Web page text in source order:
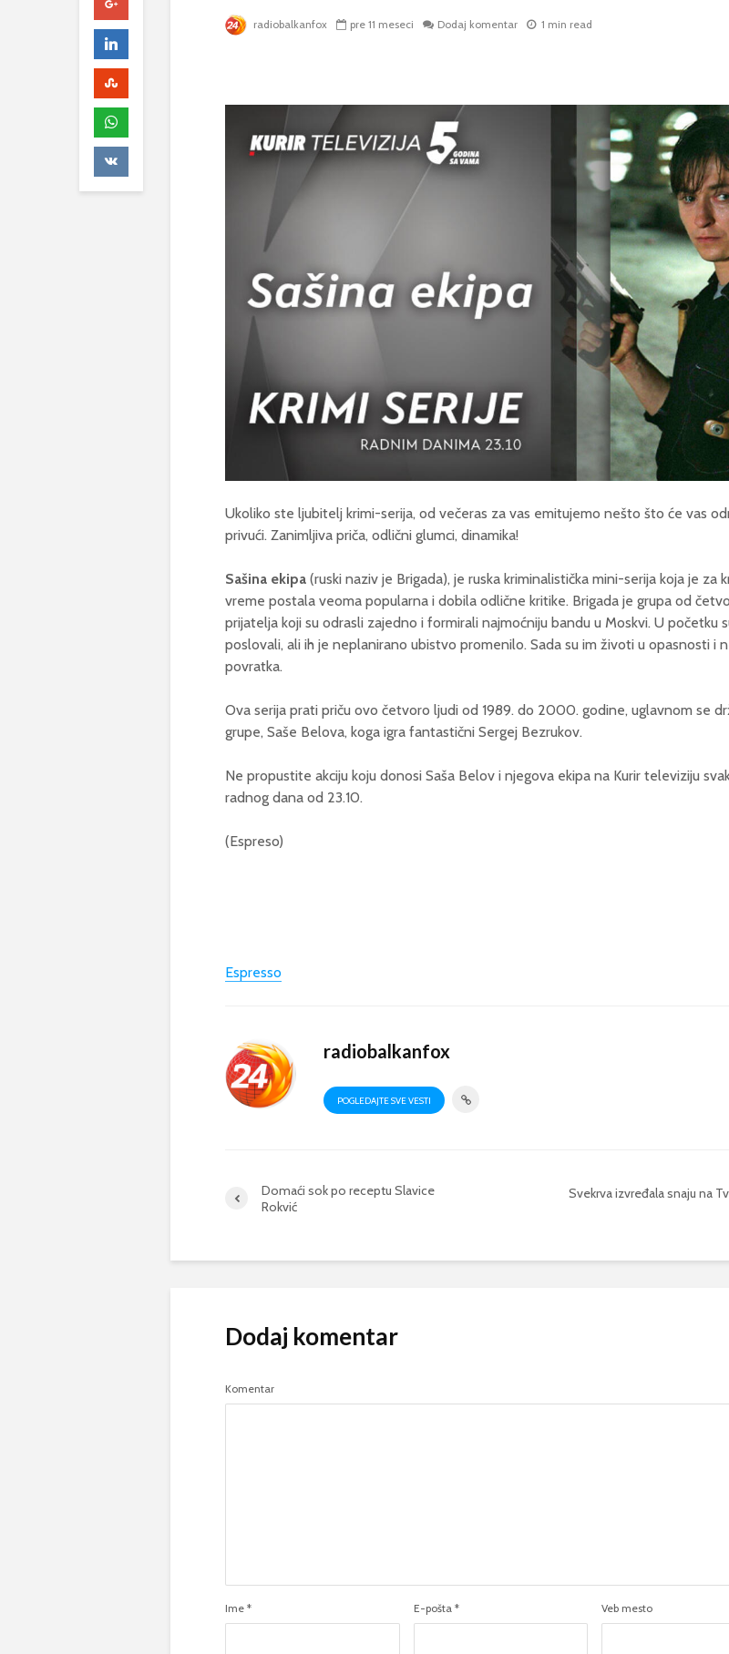
radiobalkanfox pre 11 meseci Dodaj komentar 1 min read
Ukoliko ste ljubitelj krimi-serija, od večeras za vas emitujemo nešto što će vas
privući. Zanimljiva priča, odlični glumci, dinamika!
Sašina ekipa (ruski naziv je Brigada), je ruska kriminalistička mini-serija koja je za
vreme postala veoma popularna i dobila odlične kritike. Brigada je grupa od
prijatelja koji su odrasli zajedno i formirali najmoćniju bandu u Moskvi. U početku
poslovali, ali ih je neplanirano ubistvo promenilo. Sada su im životi u opasnosti i
povratka.
Ova serija prati priču ovo četvoro ljudi od 1989. do 2000. godine, uglavnom se
grupe, Saše Belova, koga igra fantastični Sergej Bezrukov.
Ne propustite akciju koju donosi Saša Belov i njegova ekipa na Kurir televiziju
radnog dana od 23.10.
(Espreso)
Espresso
radiobalkanfox
POGLEDAJTE SVE VESTI
Domaći sok po receptu Slavice
Rokvić
Svekrva izvređala snaju na
Dodaj komentar
Komentar
Ime * E-pošta * Veb mesto